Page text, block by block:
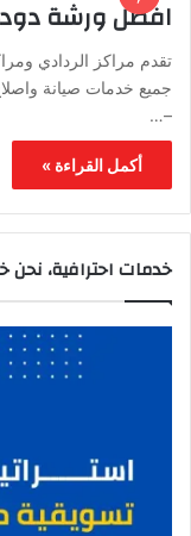
افضل ورشة
تقدم مراكز الردادي
جميع خدمات صيانة
–…
أكمل القراءة »
خدمات احترافية، نحن